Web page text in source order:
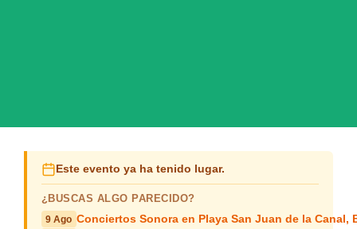
Este evento ya ha tenido lugar.
¿BUSCAS ALGO PARECIDO?
9 Ago Conciertos Sonora en Playa San Juan de la Canal,